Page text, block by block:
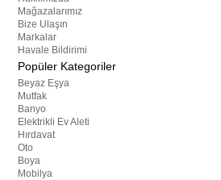
Mağazalarımız
Bize Ulaşın
Markalar
Havale Bildirimi
Popüler Kategoriler
Beyaz Eşya
Mutfak
Banyo
Elektrikli Ev Aleti
Hırdavat
Oto
Boya
Mobilya